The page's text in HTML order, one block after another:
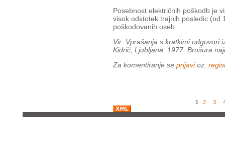
Posebnost električnih poškodb je
visok odstotek trajnih posledic (od
poškodovanih oseb.
Vir: Vprašanja s kratkimi odgovori
Kidrič, Ljubljana, 1977. Brošura
Za komentiranje se prijavioz.
1 2 3